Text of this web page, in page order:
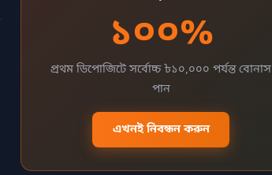
১০০%
প্রথম ডিপোজিটে সর্বোচ্চ ৳১০,০০০ পর্যন্ত বোনাস
পান
এখনই নিবন্ধন করুন